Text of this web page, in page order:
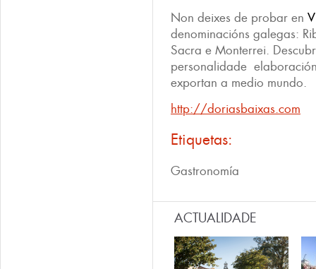
Non deixes de probar en
denominacións galegas:
Sacra e Monterrei.
personalidade
exportan a medio mundo.
http://doriasbaixas.com
Etiquetas:
Gastronomía
ACTUALIDADE